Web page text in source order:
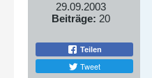
29.09.2003
Beiträge: 20
Teilen
Tweet